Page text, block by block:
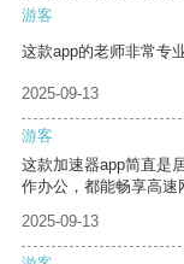
游客
这款app的老师非常专
2025-09-13
游客
这款加速器app简直是
作办公，都能畅享高速
2025-09-13